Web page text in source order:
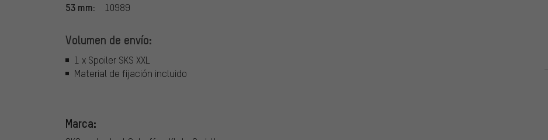
53 mm: 10989
Volumen de envío:
1 x Spoiler SKS XXL
Material de fijación incluido
Marca: